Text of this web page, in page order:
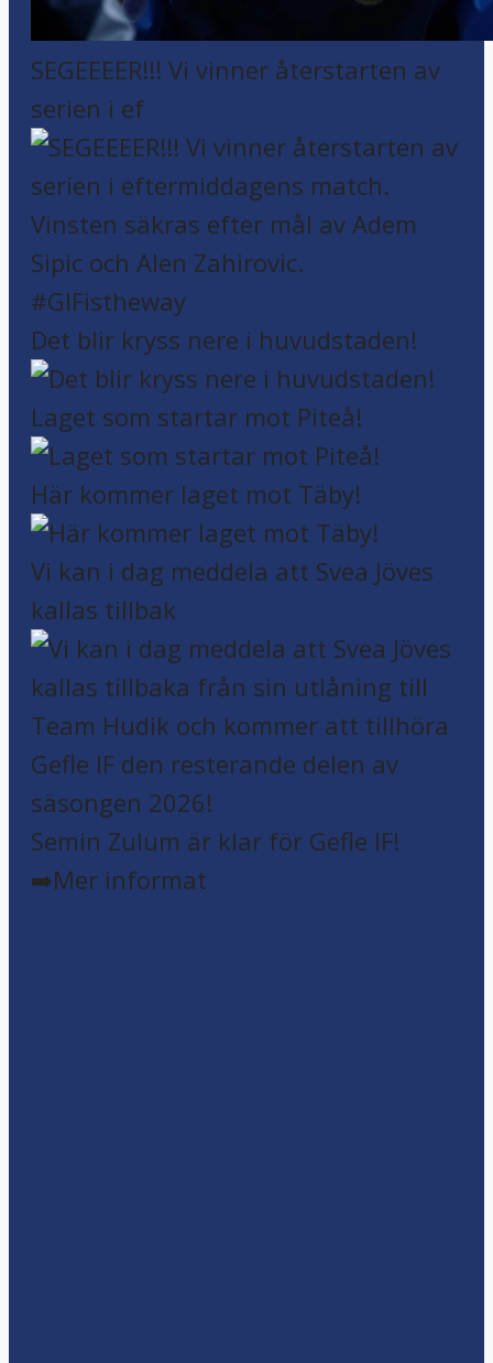
SEGEEEER!!! Vi vinner återstarten av
serien i ef
Det blir kryss nere i huvudstaden!
Laget som startar mot Piteå!
Här kommer laget mot Täby!
Vi kan i dag meddela att Svea Jöves
kallas tillbak
Semin Zulum är klar för Gefle IF!
➡️Mer informat